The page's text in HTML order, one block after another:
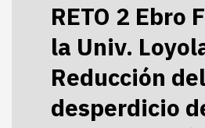
RETO 2 Ebro
la Univ.
Reducción del
desperdicio